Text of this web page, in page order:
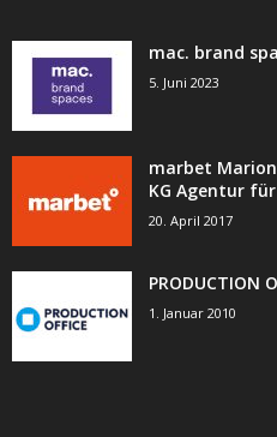
mac. brand
5. Juni 2023
marbet Marion
KG Agentur
20. April 2017
PRODUCTION
1. Januar 2010